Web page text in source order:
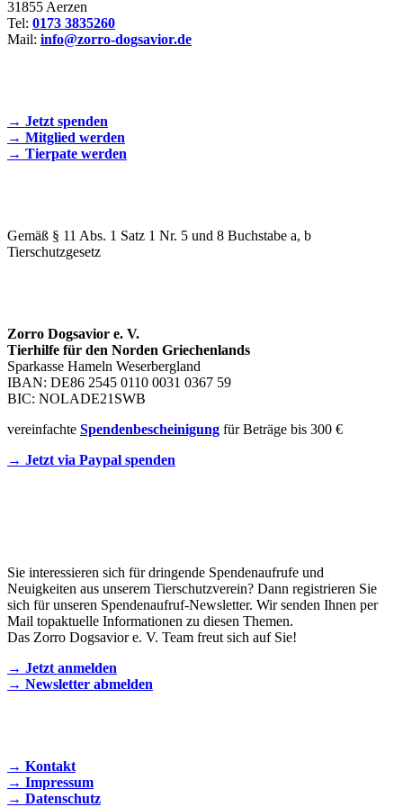
31855 Aerzen
Tel: 0173 3835260
Mail: info@zorro-dogsavior.de
→ Jetzt spenden
→ Mitglied werden
→ Tierpate werden
Gemäß § 11 Abs. 1 Satz 1 Nr. 5 und 8 Buchstabe a, b
Tierschutzgesetz
Zorro Dogsavior e. V.
Tierhilfe für den Norden Griechenlands
Sparkasse Hameln Weserbergland
IBAN: DE86 2545 0110 0031 0367 59
BIC: NOLADE21SWB
vereinfachte Spendenbescheinigung für Beträge bis 300 €
→ Jetzt via Paypal spenden
Sie interessieren sich für dringende Spendenaufrufe und
Neuigkeiten aus unserem Tierschutzverein? Dann registrieren Sie
sich für unseren Spendenaufruf-Newsletter. Wir senden Ihnen per
Mail topaktuelle Informationen zu diesen Themen.
Das Zorro Dogsavior e. V. Team freut sich auf Sie!
→ Jetzt anmelden
→ Newsletter abmelden
→ Kontakt
→ Impressum
→ Datenschutz